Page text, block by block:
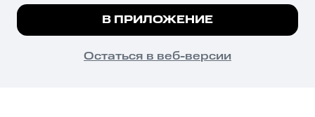
психотропных веществ, их аналогов причиняет вред здоровью,
их незаконный оборот запрещён и влечёт установленную
законодательством ответственность.
© 2026 ООО «КИОН».
Все права защищены
Мы используем куки, чтобы на сайте все
Подробнее
ПОНЯТНО
В ПРИЛОЖЕНИЕ
Остаться в веб-версии